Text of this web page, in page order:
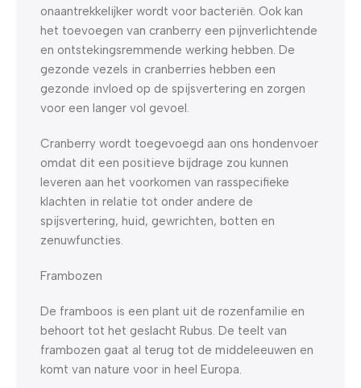
onaantrekkelijker wordt voor bacteriën. Ook kan
het toevoegen van cranberry een pijnverlichtende
en ontstekingsremmende werking hebben. De
gezonde vezels in cranberries hebben een
gezonde invloed op de spijsvertering en zorgen
voor een langer vol gevoel.
Cranberry wordt toegevoegd aan ons hondenvoer
omdat dit een positieve bijdrage zou kunnen
leveren aan het voorkomen van rasspecifieke
klachten in relatie tot onder andere de
spijsvertering, huid, gewrichten, botten en
zenuwfuncties.
Frambozen
De framboos is een plant uit de rozenfamilie en
behoort tot het geslacht Rubus. De teelt van
frambozen gaat al terug tot de middeleeuwen en
komt van nature voor in heel Europa.